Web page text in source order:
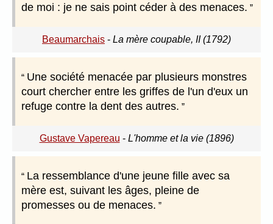
de moi : je ne sais point céder à des menaces.
Beaumarchais - La mère coupable, II (1792)
Une société menacée par plusieurs monstres
court chercher entre les griffes de l'un d'eux un
refuge contre la dent des autres.
Gustave Vapereau - L'homme et la vie (1896)
La ressemblance d'une jeune fille avec sa
mère est, suivant les âges, pleine de
promesses ou de menaces.